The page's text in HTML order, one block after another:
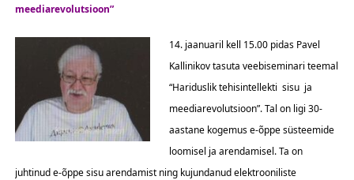
meediarevolutsioon”
14. jaanuaril kell 15.00 pidas Pavel
Kallinikov tasuta veebiseminari teemal
“Hariduslik tehisintellekti sisu ja
meediarevolutsioon”. Tal on ligi 30-
aastane kogemus e-õppe süsteemide
loomisel ja arendamisel. Ta on
juhtinud e-õppe sisu arendamist ning kujundanud elektrooniliste